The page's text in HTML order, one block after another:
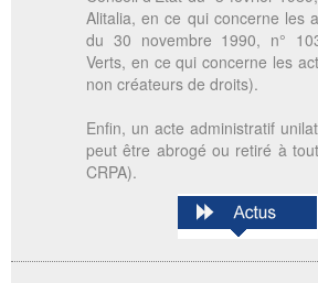
Alitalia, en ce qui concerne les
du 30 novembre 1990, n°
Verts, en ce qui concerne les
non créateurs de droits).
Enfin, un acte administratif
peut être abrogé ou retiré à
CRPA).